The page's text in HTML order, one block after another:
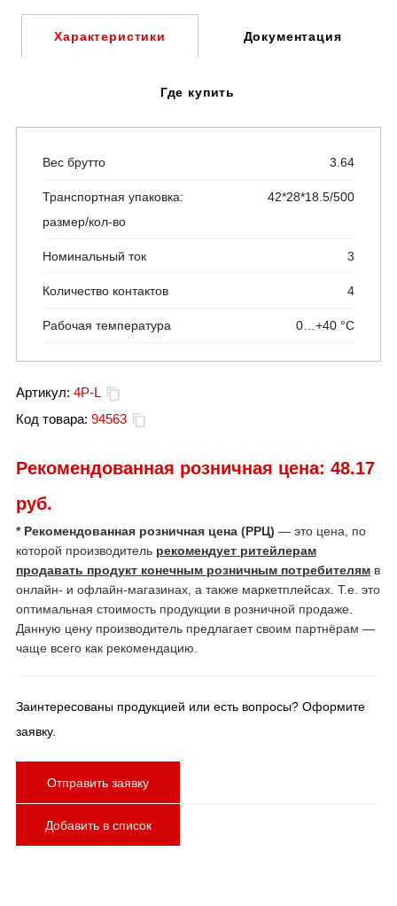
Характеристики Документация
Где купить
Вес брутто 3.64
Транспортная упаковка:
размер/кол-во
42*28*18.5/500
Номинальный ток 3
Количество контактов 4
Рабочая температура 0…+40 °С
Артикул: 4P-L
Код товара: 94563
Рекомендованная розничная цена: 48.17
руб.
* Рекомендованная розничная цена (РРЦ) — это цена, по
которой производитель рекомендует ритейлерам
продавать продукт конечным розничным потребителям в
онлайн- и офлайн-магазинах, а также маркетплейсах. Т.е. это
оптимальная стоимость продукции в розничной продаже.
Данную цену производитель предлагает своим партнёрам —
чаще всего как рекомендацию.
Заинтересованы продукцией или есть вопросы? Оформите
заявку.
Отправить заявку
Добавить в список